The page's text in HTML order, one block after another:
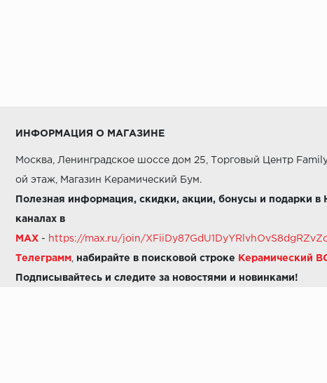
ИНФОРМАЦИЯ О МАГАЗИНЕ
Москва, Ленинградское шоссе дом 25, Торговый Центр
ой этаж, Магазин Керамический Бум.
Полезная информация, скидки, акции, бонусы и подарки в
каналах в
MAX - https://max.ru/join/
Телеграмм набирайте в поисковой строке Керамический
Подписывайтесь и следите за новостями и новинками!